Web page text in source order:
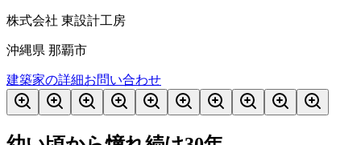
株式会社 東設計工房
沖縄県 那覇市
建築家の詳細お問い合わせ